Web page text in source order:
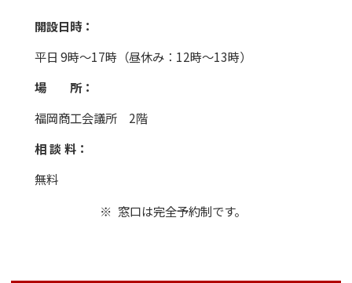
開設日時：
平日 9時～17時（昼休み：12時〜13時）
場 所：
福岡商工会議所 2階
相 談 料：
無料
窓口は完全予約制です。